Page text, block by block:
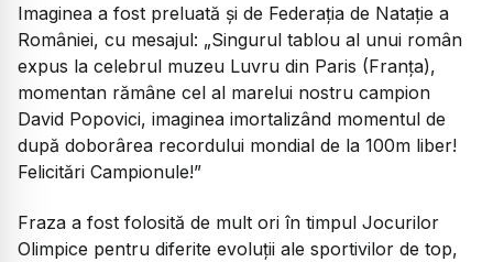
Imaginea a fost preluată și de Federația de Natație a
României, cu mesajul: „Singurul tablou al unui român
expus la celebrul muzeu Luvru din Paris (Franța),
momentan rămâne cel al marelui nostru campion
David Popovici, imaginea imortalizând momentul de
după doborârea recordului mondial de la 100m liber!
Felicitări Campionule!”
Fraza a fost folosită de mult ori în timpul Jocurilor
Olimpice pentru diferite evoluții ale sportivilor de top,